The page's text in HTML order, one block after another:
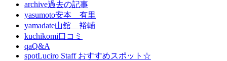
archive過去の記事
yasumoto安本 有里
yamadate山舘 裕輔
kuchikomi口コミ
qaQ&A
spotLuciro Staff おすすめスポット☆